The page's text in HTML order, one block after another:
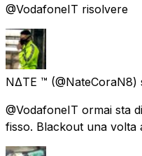
@VodafoneIT risolvere
NΔTE ™️ (@NateCoraN8)
@VodafoneIT ormai sta
fisso. Blackout una volta